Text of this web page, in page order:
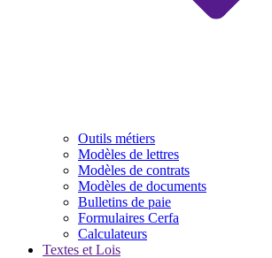
Outils métiers
Modèles de lettres
Modèles de contrats
Modèles de documents
Bulletins de paie
Formulaires Cerfa
Calculateurs
Textes et Lois